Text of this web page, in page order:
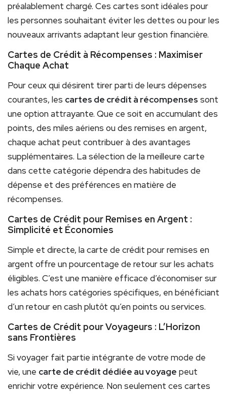
préalablement chargé. Ces cartes sont idéales pour
les personnes souhaitant éviter les dettes ou pour les
nouveaux arrivants adaptant leur gestion financière.
Cartes de Crédit à Récompenses : Maximiser
Chaque Achat
Pour ceux qui désirent tirer parti de leurs dépenses
courantes, les cartes de crédit à récompenses sont
une option attrayante. Que ce soit en accumulant des
points, des miles aériens ou des remises en argent,
chaque achat peut contribuer à des avantages
supplémentaires. La sélection de la meilleure carte
dans cette catégorie dépendra des habitudes de
dépense et des préférences en matière de
récompenses.
Cartes de Crédit pour Remises en Argent :
Simplicité et Économies
Simple et directe, la carte de crédit pour remises en
argent offre un pourcentage de retour sur les achats
éligibles. C’est une manière efficace d’économiser sur
les achats hors catégories spécifiques, en bénéficiant
d’un retour en cash plutôt qu’en points ou services.
Cartes de Crédit pour Voyageurs : L’Horizon
sans Frontières
Si voyager fait partie intégrante de votre mode de
vie, une carte de crédit dédiée au voyage peut
enrichir votre expérience. Non seulement ces cartes